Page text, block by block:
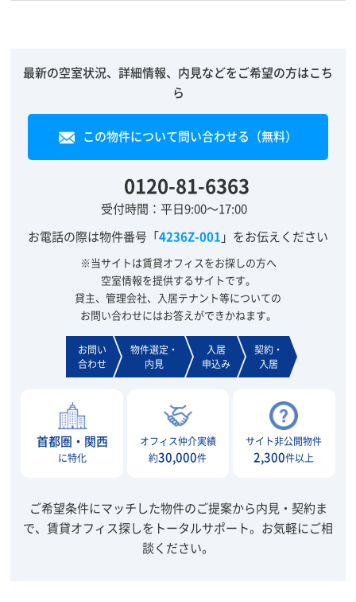
最新の空室状況、詳細情報、内見などをご希望の方はこち
ら
この物件について問い合わせる（無料）
0120-81-6363
受付時間：平日9:00～17:00
お電話の際は物件番号「4236Z-001 」をお伝えください
※当サイトは賃貸オフィスをお探しの方へ
空室情報を提供するサイトです。
貸主、管理会社、入居テナント等についての
お問い合わせにはお答えができかねます。
お問い
合わせ
物件選定・
内見
入居
申込み
契約・
入居
首都圏・関西
に特化
オフィス仲介実績
約30,000件
サイト非公開物件
2,300件以上
ご希望条件にマッチした物件のご提案から内見・契約ま
で、賃貸オフィス探しをトータルサポート。 お気軽にご相
談ください。